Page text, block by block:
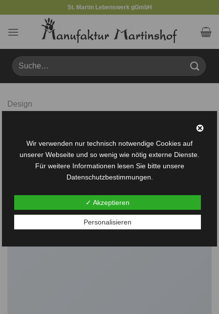
springen
St. Martin Lebenswerk gGmbH
Suche
nach:
Design
Lorem ipsum dolor sit amet, consectetuer adipiscing elit,
sed diam nonummy nibh euismod tincidunt ut laoreet
dolore magna aliquam erat volutpat
Wir verwenden nur technisch notwendige Cookies auf
unserer Webseite und so wenig wie nötig externe Dienste.
Für weitere Informationen lesen Sie bitte unsere
Datenschutzbestimmungen.
✓ Akzeptieren
Personalisieren